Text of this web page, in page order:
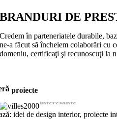
BRANDURI DE
Credem în parteneriatele durabile,
ne-a făcut să încheiem colaborări cu
domeniu, certificaţi şi recunoscuţi la
proiecte
interesante
idei de design interior, proiecte